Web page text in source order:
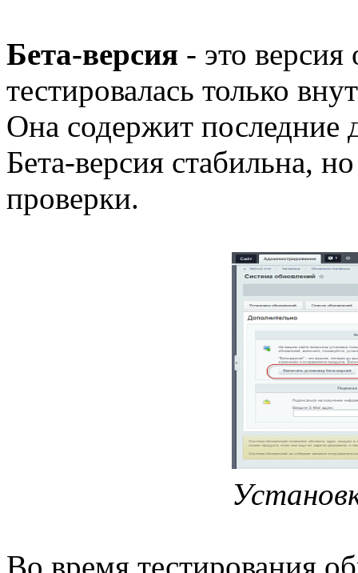
Бета-версия - это
тестировалась только
Она содержит последние
Бета-версия стабильна,
проверки.
Во время тестирования